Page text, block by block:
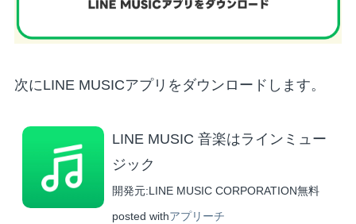
次にLINE MUSICアプリをダウンロードします。
LINE MUSIC 音楽はラインミュー
ジック
開発元:LINE MUSIC CORPORATION無料
posted withアプリーチ